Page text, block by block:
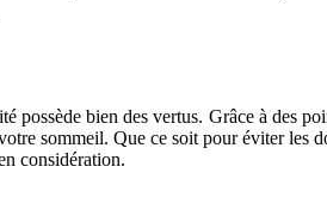
bien des vertus. Grâce à des
sommeil. Que ce soit pour éviter les
considération.